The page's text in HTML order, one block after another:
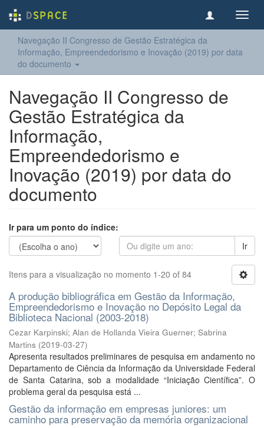
Navegação II Congresso de Gestão Estratégica da
Informação, Empreendedorismo e Inovação (2019) por data
do documento
Navegação II Congresso de
Gestão Estratégica da
Informação,
Empreendedorismo e
Inovação (2019) por data do
documento
Ir para um ponto do índice:
Ir
Itens para a visualização no momento 1-20 of 84
A produção bibliográfica em Gestão da Informação,
Empreendedorismo e Inovação no Depósito Legal da
Biblioteca Nacional (2003-2018)
Cezar Karpinski; Alan de Hollanda Vieira Guerner; Sabrina
Martins (2019-03-27)
Apresenta resultados preliminares de pesquisa em andamento no
Departamento de Ciência da Informação da Universidade Federal
de Santa Catarina, sob a modalidade “Iniciação Científica”. O
problema geral da pesquisa está ...
Gestão da informação em empresas juniores: um
caminho para preservação da memória organizacional